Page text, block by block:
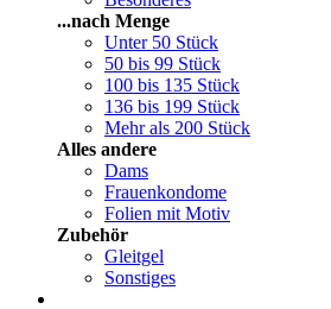
...nach Menge
Unter 50 Stück
50 bis 99 Stück
100 bis 135 Stück
136 bis 199 Stück
Mehr als 200 Stück
Alles andere
Dams
Frauenkondome
Folien mit Motiv
Zubehör
Gleitgel
Sonstiges